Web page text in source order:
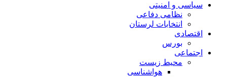
سیاسی و امنیتی
نظامی دفاعی
انتخابات لرستان
اقتصادی
بورس
اجتماعی
محیط زیست
هواشناسی